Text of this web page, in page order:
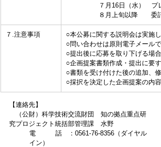
７月16日（水）　プレゼ
８月上旬以降　　委託先
７.注意事項
○本公募に関する説明会は実施し
○問い合わせは原則電子メール
○提出後に応募を取り下げる場
○企画提案書類作成・提出に要
○書類を受け付けた後の追加、
○採択を決定した企画提案の内
【連絡先】
（公財）科学技術交流財団　知の拠点重点研
究プロジェクト統括部管理課　水野
電　　　話　：0561-76-8356（ダイヤル
イン）